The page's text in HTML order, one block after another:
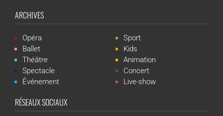
ARCHIVES
Opéra
Ballet
Théâtre
Spectacle
Événement
Sport
Kids
Animation
Concert
Live-show
RÉSEAUX SOCIAUX